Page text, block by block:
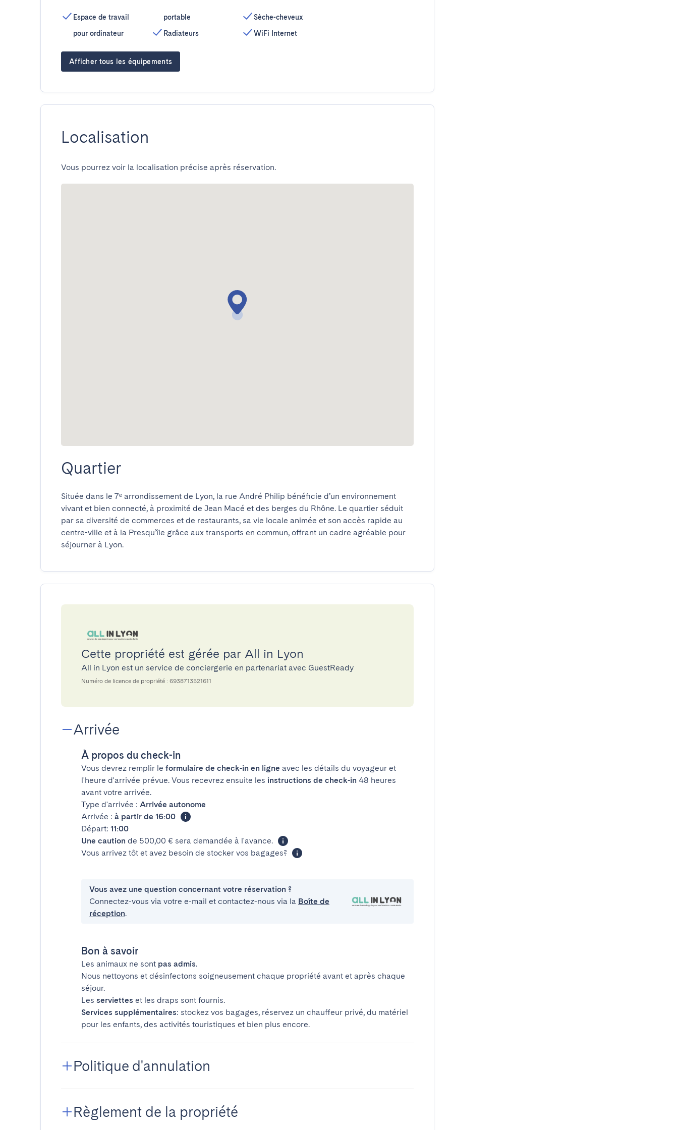
Espace de travail
pour ordinateur
portable
Radiateurs
Sèche-cheveux
WiFi Internet
Afficher tous les équipements
Localisation
Vous pourrez voir la localisation précise après réservation.
Quartier
Située dans le 7ᵉ arrondissement de Lyon, la rue André Philip bénéficie d’un environnement
vivant et bien connecté, à proximité de Jean Macé et des berges du Rhône. Le quartier séduit
par sa diversité de commerces et de restaurants, sa vie locale animée et son accès rapide au
centre-ville et à la Presqu’île grâce aux transports en commun, offrant un cadre agréable pour
séjourner à Lyon.
Cette propriété est gérée par All in Lyon
All in Lyon est un service de conciergerie en partenariat avec GuestReady
Numéro de licence de propriété : 6938713521611
Arrivée
À propos du check-in
Vous devrez remplir le formulaire de check-in en ligne avec les détails du voyageur et
l'heure d'arrivée prévue. Vous recevrez ensuite les instructions de check-in 48 heures
avant votre arrivée.
Type d'arrivée : Arrivée autonome
Arrivée : à partir de 16:00
Départ: 11:00
Une caution de 500,00 € sera demandée à l'avance.
Vous arrivez tôt et avez besoin de stocker vos bagages?
Vous avez une question concernant votre réservation ?
Connectez-vous via votre e-mail et contactez-nous via la Boîte de
réception.
Bon à savoir
Les animaux ne sont pas admis.
Nous nettoyons et désinfectons soigneusement chaque propriété avant et après chaque
séjour.
Les serviettes et les draps sont fournis.
Services supplémentaires: stockez vos bagages, réservez un chauffeur privé, du matériel
pour les enfants, des activités touristiques et bien plus encore.
Politique d'annulation
Règlement de la propriété